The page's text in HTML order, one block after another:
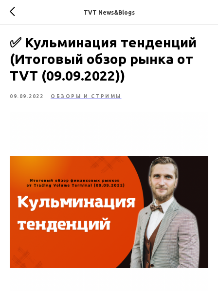
TVT News&Blogs
✅ Кульминация тенденций
(Итоговый обзор рынка от
TVT (09.09.2022))
09.09.2022 ОБЗОРЫ И СТРИМЫ